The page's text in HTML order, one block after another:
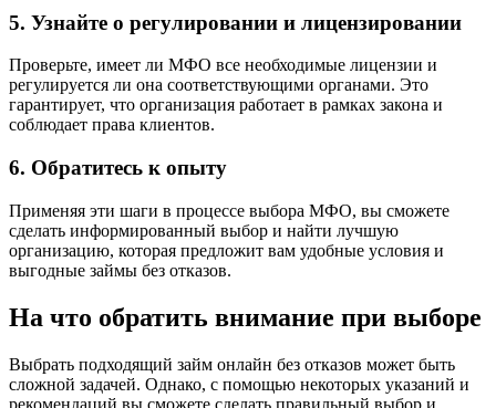
5. Узнайте о регулировании и лицензировании
Проверьте, имеет ли МФО все необходимые лицензии и
регулируется ли она соответствующими органами. Это
гарантирует, что организация работает в рамках закона и
соблюдает права клиентов.
6. Обратитесь к опыту
Применяя эти шаги в процессе выбора МФО, вы сможете
сделать информированный выбор и найти лучшую
организацию, которая предложит вам удобные условия и
выгодные займы без отказов.
На что обратить внимание при выборе
Выбрать подходящий займ онлайн без отказов может быть
сложной задачей. Однако, с помощью некоторых указаний и
рекомендаций вы сможете сделать правильный выбор и